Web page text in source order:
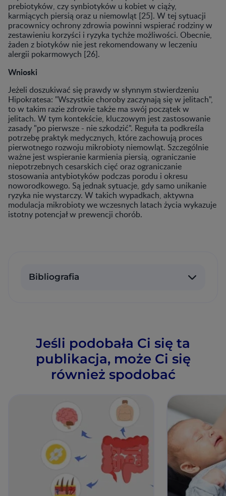
prebiotyków, czy synbiotyków u kobiet w ciąży,
karmiących piersią oraz u niemowląt [25]. W tej sytuacji
pracownicy ochrony zdrowia powinni wspierać rodziny w
zestawieniu korzyści i ryzyka tychże możliwości. Obecnie,
żaden z biotyków nie jest rekomendowany w leczeniu
alergii pokarmowych [26].
Wnioski
Jeżeli doszukiwać się prawdy w słynnym stwierdzeniu
Hipokratesa: "Wszystkie choroby zaczynają się w jelitach",
to w takim razie zdrowie także ma swój początek w
jelitach. W tym kontekście, kluczowym jest zastosowanie
zasady "po pierwsze - nie szkodzić". Reguła ta podkreśla
potrzebę praktyk medycznych, które zachowują proces
pierwotnego rozwoju mikrobioty niemowląt. Szczególnie
ważne jest wspieranie karmienia piersią, ograniczanie
niepotrzebnych cesarskich cięć oraz ograniczanie
stosowania antybiotyków podczas porodu i okresu
noworodkowego. Są jednak sytuacje, gdy samo unikanie
ryzyka nie wystarczy. W takich wypadkach, aktywna
modulacja mikrobioty we wczesnych latach życia wykazuje
istotny potencjał w prewencji chorób.
Bibliografia
Jeśli podobała Ci się ta
publikacja, może Ci się
również spodobać